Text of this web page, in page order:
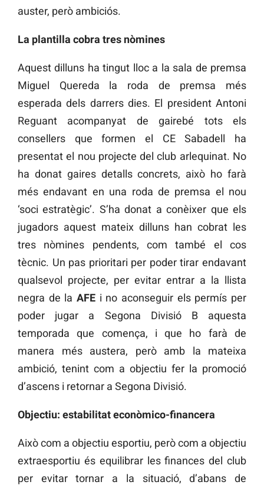
auster, però ambiciós.
La plantilla cobra tres nòmines
Aquest dilluns ha tingut lloc a la sala de premsa
Miguel Quereda la roda de premsa més
esperada dels darrers dies. El president Antoni
Reguant acompanyat de gairebé tots els
consellers que formen el CE Sabadell ha
presentat el nou projecte del club arlequinat. No
ha donat gaires detalls concrets, això ho farà
més endavant en una roda de premsa el nou
‘soci estratègic’. S’ha donat a conèixer que els
jugadors aquest mateix dilluns han cobrat les
tres nòmines pendents, com també el cos
tècnic. Un pas prioritari per poder tirar endavant
qualsevol projecte, per evitar entrar a la llista
negra de la AFE i no aconseguir els permís per
poder jugar a Segona Divisió B aquesta
temporada que comença, i que ho farà de
manera més austera, però amb la mateixa
ambició, tenint com a objectiu fer la promoció
d’ascens i retornar a Segona Divisió.
Objectiu: estabilitat econòmico-financera
Això com a objectiu esportiu, però com a objectiu
extraesportiu és equilibrar les finances del club
per evitar tornar a la situació, d’abans de